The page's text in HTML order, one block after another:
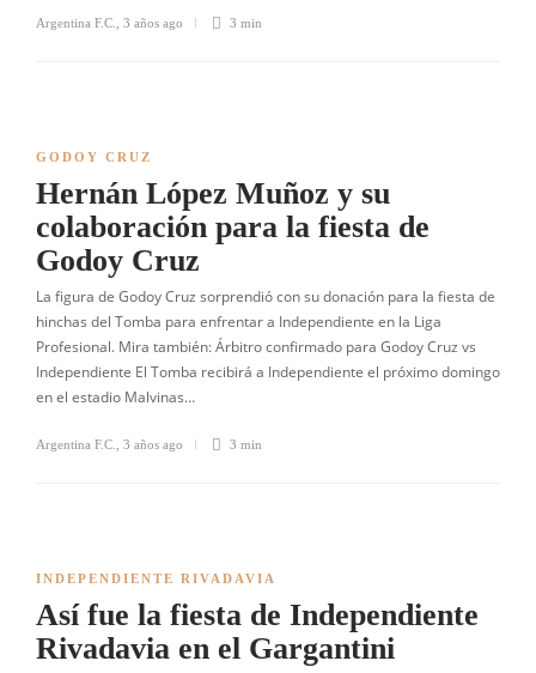
Argentina F.C. 3 años ago 3 min
GODOY CRUZ
Hernán López Muñoz y su
colaboración para la fiesta de
Godoy Cruz
La figura de Godoy Cruz sorprendió con su donación para la fiesta de
hinchas del Tomba para enfrentar a Independiente en la Liga
Profesional. Mira también: Árbitro confirmado para Godoy Cruz vs
Independiente El Tomba recibirá a Independiente el próximo domingo
en el estadio Malvinas…
Argentina F.C. 3 años ago 3 min
INDEPENDIENTE RIVADAVIA
Así fue la fiesta de Independiente
Rivadavia en el Gargantini